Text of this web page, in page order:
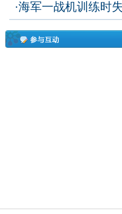
·海军一战机训练时